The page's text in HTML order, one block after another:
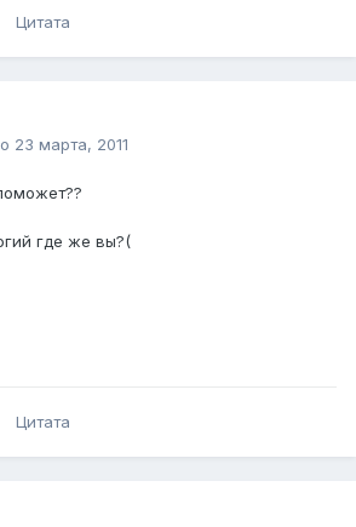
Цитата
23 марта, 2011
где же вы?(
Цитата